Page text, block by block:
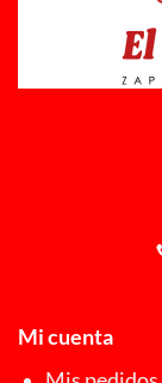
Mi cuenta